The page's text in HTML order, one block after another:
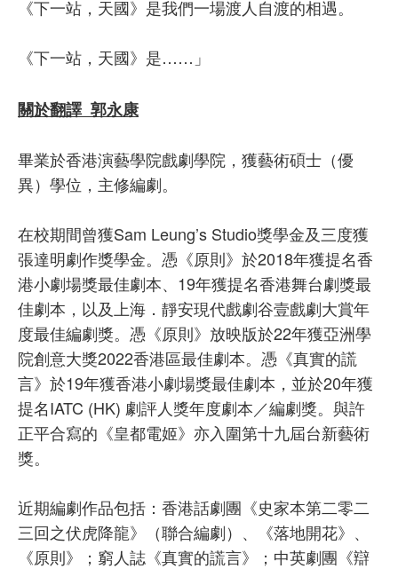
《下一站，天國》是我們一場渡人自渡的相遇。
《下一站，天國》是……」
關於翻譯 郭永康
畢業於香港演藝學院戲劇學院，獲藝術碩士（優
異）學位，主修編劇。
在校期間曾獲Sam Leung’s Studio獎學金及三度獲
張達明劇作獎學金。憑《原則》於2018年獲提名香
港小劇場獎最佳劇本、19年獲提名香港舞台劇獎最
佳劇本，以及上海．靜安現代戲劇谷壹戲劇大賞年
度最佳編劇獎。憑《原則》放映版於22年獲亞洲學
院創意大獎2022香港區最佳劇本。憑《真實的謊
言》於19年獲香港小劇場獎最佳劇本，並於20年獲
提名IATC (HK) 劇評人獎年度劇本／編劇獎。與許
正平合寫的《皇都電姬》亦入圍第十九屆台新藝術
獎。
近期編劇作品包括：香港話劇團《史家本第二零二
三回之伏虎降龍》（聯合編劇）、《落地開花》、
《原則》；窮人誌《真實的謊言》；中英劇團《辯